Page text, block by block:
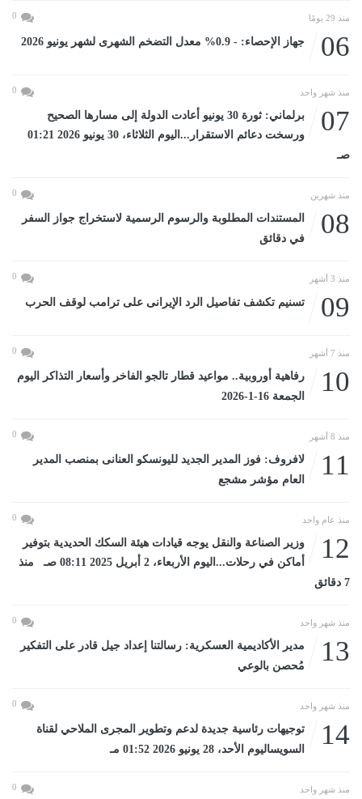
منذ 29 يومًا 0
06 جهاز الإحصاء: - 0.9% معدل التضخم الشهرى لشهر يونيو 2026
منذ شهر واحد 0
07
برلماني: ثورة 30 يونيو أعادت الدولة إلى مسارها الصحيح
ورسخت دعائم الاستقرار...اليوم الثلاثاء، 30 يونيو 2026 01:21
صـ
منذ شهرين 0
08
المستندات المطلوبة والرسوم الرسمية لاستخراج جواز السفر
في دقائق
منذ 3 أشهر 0
09 تسنيم تكشف تفاصيل الرد الإيرانى على ترامب لوقف الحرب
منذ 7 أشهر 0
10
رفاهية أوروبية.. مواعيد قطار تالجو الفاخر وأسعار التذاكر اليوم
الجمعة 16-1-2026
منذ 8 أشهر 0
11
لافروف: فوز المدير الجديد لليونسكو العنانى بمنصب المدير
العام مؤشر مشجع
منذ عام واحد 0
12
وزير الصناعة والنقل يوجه قيادات هيئة السكك الحديدية بتوفير
أماكن في رحلات...اليوم الأربعاء، 2 أبريل 2025 08:11 صـ منذ
7 دقائق
منذ شهر واحد 0
13
مدير الأكاديمية العسكرية: رسالتنا إعداد جيل قادر على التفكير
مُحصن بالوعي
منذ شهر واحد 0
14
توجيهات رئاسية جديدة لدعم وتطوير المجرى الملاحي لقناة
السويساليوم الأحد، 28 يونيو 2026 01:52 مـ
منذ شهر واحد 0